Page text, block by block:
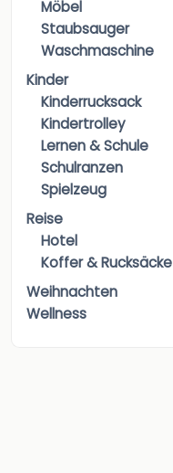
Möbel
Staubsauger
Waschmaschine
Kinder
Kinderrucksack
Kindertrolley
Lernen & Schule
Schulranzen
Spielzeug
Reise
Hotel
Koffer & Rucksäcke
Weihnachten
Wellness